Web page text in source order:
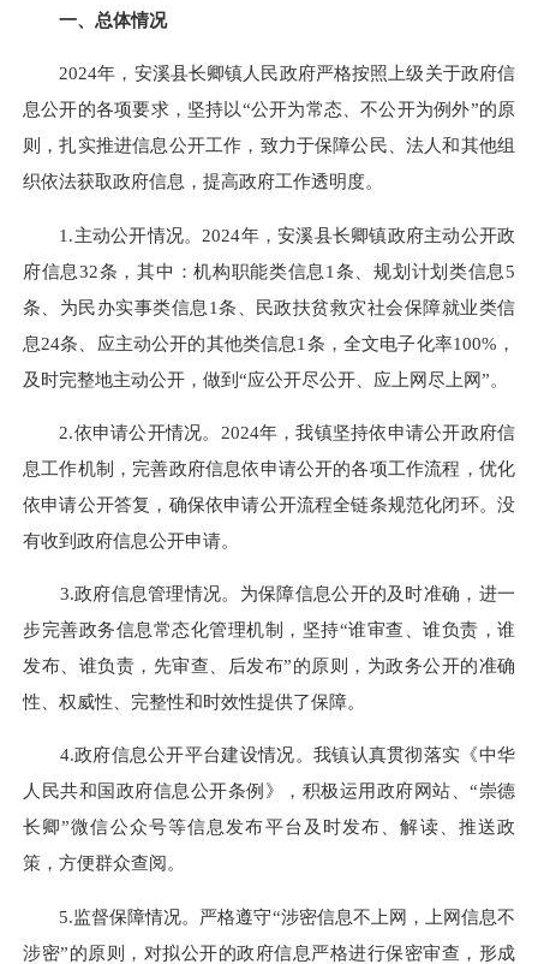
一、总体情况
2024年，安溪县长卿镇人民政府严格按照上级关于政府信
息公开的各项要求，坚持以“公开为常态、不公开为例外”的原
则，扎实推进信息公开工作，致力于保障公民、法人和其他组
织依法获取政府信息，提高政府工作透明度。
1.主动公开情况。2024年，安溪县长卿镇政府主动公开政
府信息32条，其中：机构职能类信息1条、规划计划类信息5
条、为民办实事类信息1条、民政扶贫救灾社会保障就业类信
息24条、应主动公开的其他类信息1条，全文电子化率100%，
及时完整地主动公开，做到“应公开尽公开、应上网尽上网”。
2.依申请公开情况。2024年，我镇坚持依申请公开政府信
息工作机制，完善政府信息依申请公开的各项工作流程，优化
依申请公开答复，确保依申请公开流程全链条规范化闭环。没
有收到政府信息公开申请。
3.政府信息管理情况。为保障信息公开的及时准确，进一
步完善政务信息常态化管理机制，坚持“谁审查、谁负责，谁
发布、谁负责，先审查、后发布”的原则，为政务公开的准确
性、权威性、完整性和时效性提供了保障。
4.政府信息公开平台建设情况。我镇认真贯彻落实《中华
人民共和国政府信息公开条例》，积极运用政府网站、“崇德
长卿”微信公众号等信息发布平台及时发布、解读、推送政
策，方便群众查阅。
5.监督保障情况。严格遵守“涉密信息不上网，上网信息不
涉密”的原则，对拟公开的政府信息严格进行保密审查，形成